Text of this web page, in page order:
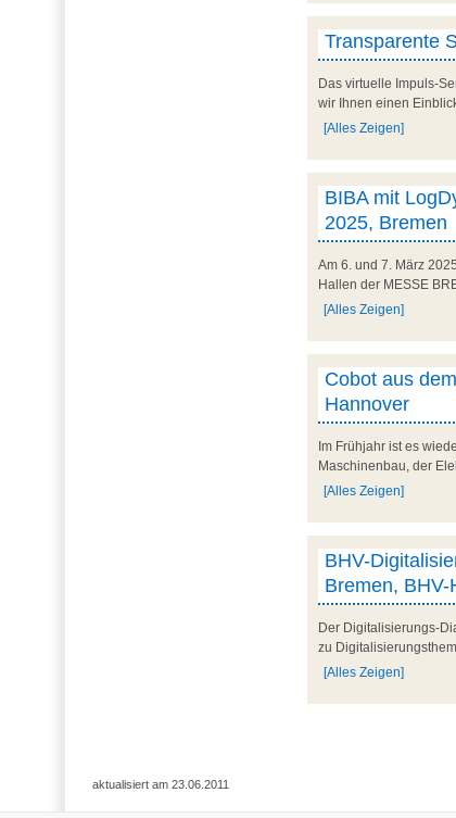
Transparente
Das virtuelle Impuls-
wir Ihnen einen
[Alles Zeigen]
BIBA mit
2025, Bremen
Am 6. und 7. März
Hallen der MESSE
[Alles Zeigen]
Cobot aus
Hannover
Im Frühjahr ist es
Maschinenbau, der
[Alles Zeigen]
BHV-
Bremen, BHV-
Der Digitalisierungs-
zu
[Alles Zeigen]
aktualisiert am 23.06.2011